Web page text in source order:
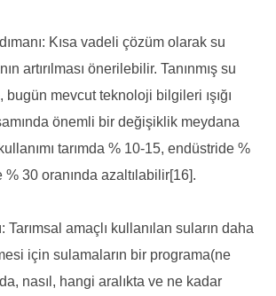
Kısa vadeli çözüm olarak su
artırılması önerilebilir. Tanınmış su
mevcut teknoloji bilgileri ışığı
önemli bir değişiklik meydana
tarımda % 10-15, endüstride %
30 oranında azaltılabilir[16].
Tarımsal amaçlı kullanılan suların daha
için sulamaların bir programa(ne
nasıl, hangi aralıkta ve ne kadar